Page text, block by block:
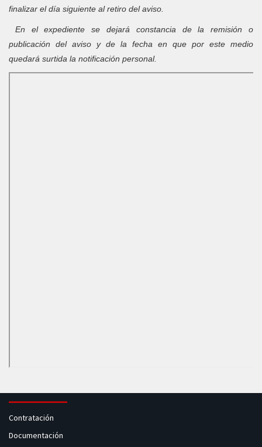
finalizar el día siguiente al retiro del aviso.
En el expediente se dejará constancia de la remisión o
publicación del aviso y de la fecha en que por este medio
quedará surtida la notificación personal.
Contratación
Documentación